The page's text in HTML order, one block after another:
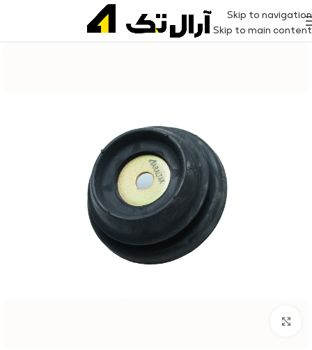
Skip to navigation
Skip to main content